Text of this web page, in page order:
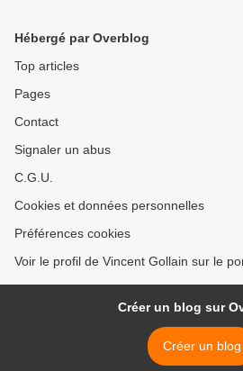
Hébergé par Overblog
Top articles
Pages
Contact
Signaler un abus
C.G.U.
Cookies et données personnelles
Préférences cookies
Voir le profil de Vincent Gollain sur le
Créer un blog sur
Créer un blog